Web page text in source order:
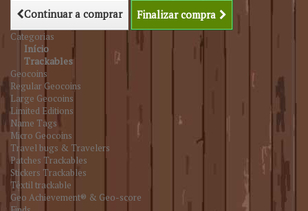
Continuar a comprar Finalizar compra
Categorias
Início
Trackables
Geocoins
Regular Geocoins
Large Geocoins
Limited Editions
Name Tags
Micro Geocoins
Travel bugs & Travelers
Patches Trackables
Stickers Trackables
Têxtil trackable
Geo Achievement® & Geo-score